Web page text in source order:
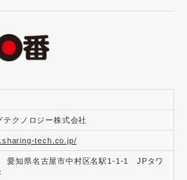
テクノロジー株式会社
tech.co.jp/
愛知県名古屋市中村区名駅1-1-1 JPタワ